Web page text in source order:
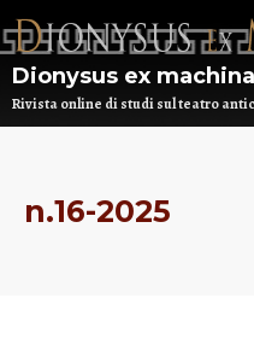
Dionysus ex machina
Rivista online di studi sul teatro
n.16-2025